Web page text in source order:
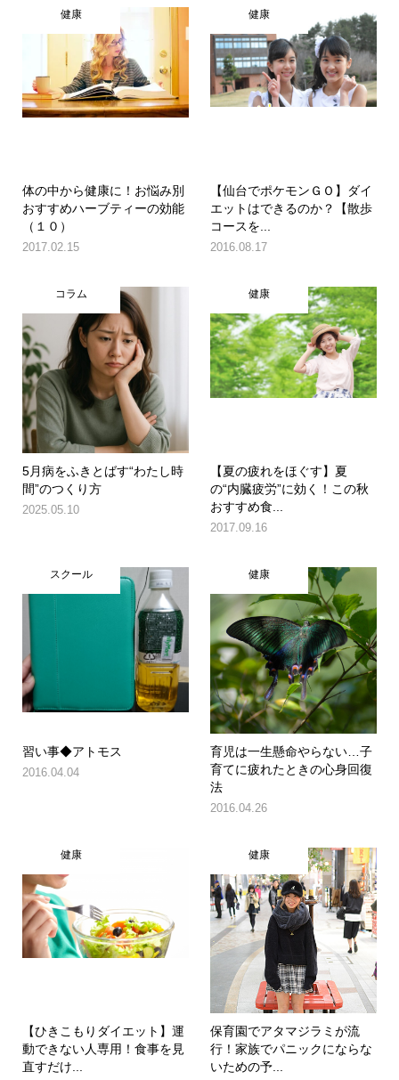
健康
体の中から健康に！お悩み別
おすすめハーブティーの効能
（１０）
2017.02.15
健康
【仙台でポケモンＧＯ】ダイ
エットはできるのか？【散歩
コースを...
2016.08.17
コラム
5月病をふきとばす“わたし時
間”のつくり方
2025.05.10
健康
【夏の疲れをほぐす】夏
の“内臓疲労”に効く！この秋
おすすめ食...
2017.09.16
スクール
習い事◆アトモス
2016.04.04
健康
育児は一生懸命やらない…子
育てに疲れたときの心身回復
法
2016.04.26
健康
【ひきこもりダイエット】運
動できない人専用！食事を見
直すだけ...
健康
保育園でアタマジラミが流
行！家族でパニックにならな
いための予...